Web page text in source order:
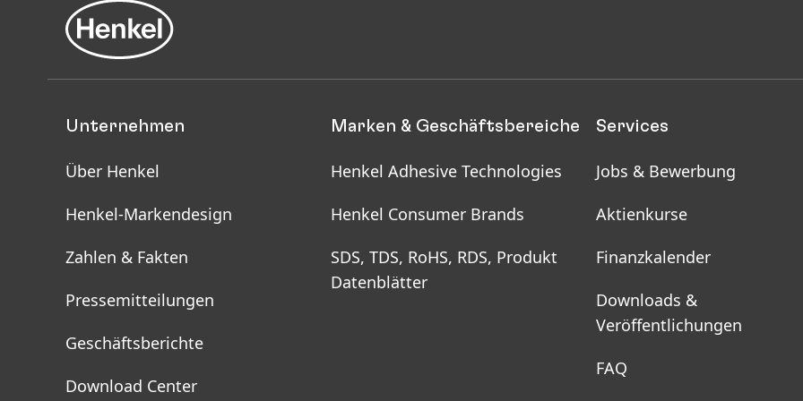
Unternehmen
Über Henkel
Henkel-Markendesign
Zahlen & Fakten
Pressemitteilungen
Geschäftsberichte
Download Center
Marken & Geschäftsbereiche
Henkel Adhesive Technologies
Henkel Consumer Brands
SDS, TDS, RoHS, RDS, Produkt
Datenblätter
Services
Jobs & Bewerbung
Aktienkurse
Finanzkalender
Downloads &
Veröffentlichungen
FAQ